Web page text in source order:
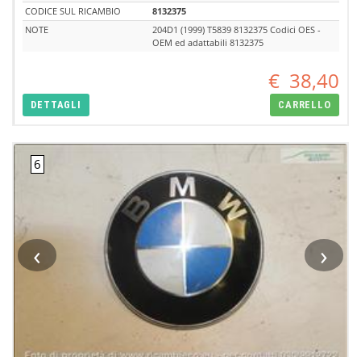
CODICE SUL RICAMBIO
8132375
NOTE
204D1 (1999) T5839 8132375 Codici OES -
OEM ed adattabili 8132375
€ 38,40
DETTAGLI CARRELLO
‹ ›